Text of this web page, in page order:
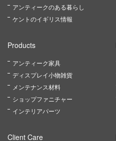
アンティークのある暮らし
ケントのイギリス情報
Products
アンティーク家具
ディスプレイ小物雑貨
メンテナンス材料
ショップファニチャー
インテリアパーツ
Client Care